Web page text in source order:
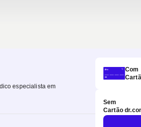
especialista em
Com
Sem
Cartão